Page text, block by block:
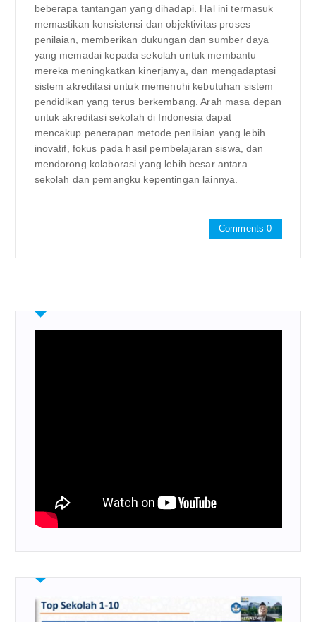
beberapa tantangan yang dihadapi. Hal ini termasuk
memastikan konsistensi dan objektivitas proses
penilaian, memberikan dukungan dan sumber daya
yang memadai kepada sekolah untuk membantu
mereka meningkatkan kinerjanya, dan mengadaptasi
sistem akreditasi untuk memenuhi kebutuhan sistem
pendidikan yang terus berkembang. Arah masa depan
untuk akreditasi sekolah di Indonesia dapat
mencakup penerapan metode penilaian yang lebih
inovatif, fokus pada hasil pembelajaran siswa, dan
mendorong kolaborasi yang lebih besar antara
sekolah dan pemangku kepentingan lainnya.
Comments 0